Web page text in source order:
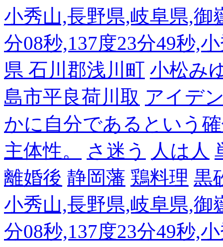
小秀山,長野県,岐阜県,御
分08秒,137度23分49秒,
県 石川郡浅川町 小松み
島市平良荷川取 アイデ
かに自分であるという
主体性。
さ迷う 人は人
離婚後 静岡藩 鶏料理 黒
小秀山,長野県,岐阜県,御
分08秒,137度23分49秒,